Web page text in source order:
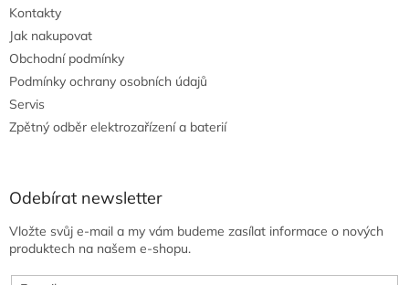
Kontakty
Jak nakupovat
Obchodní podmínky
Podmínky ochrany osobních údajů
Servis
Zpětný odběr elektrozařízení a baterií
Odebírat newsletter
Vložte svůj e-mail a my vám budeme zasílat informace o nových
produktech na našem e-shopu.